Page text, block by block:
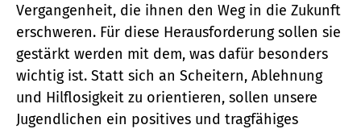
Vergangenheit, die ihnen den Weg in die Zukunft
erschweren. Für diese Herausforderung sollen sie
gestärkt werden mit dem, was dafür besonders
wichtig ist. Statt sich an Scheitern, Ablehnung
und Hilflosigkeit zu orientieren, sollen unsere
Jugendlichen ein positives und tragfähiges